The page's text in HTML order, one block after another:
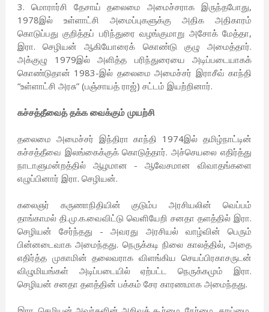
3. மொரார்சி தேசாய் தலைமை அமைச்சராக இருந்தபோது,
1978இல் உள்ளாட்சி அமைப்புகளுக்கு அதிக அதிகாரம்
கொடுப்பது குறித்தப் பரிந்துரை வழங்குமாறு அசோக் மேத்தா,
இரா. செழியன் ஆகியோரைக் கொண்டு குழு அமைத்தார்.
அக்குழு 1979இல் அளித்த பரிந்துரையை அடிப்படையாகக்
கொண்டுதான் 1983-இல் தலைமை அமைச்சர் இராசீவ் காந்தி
“உள்ளாட்சி அரசு” (பஞ்சாயத் ராஜ்) சட்டம் இயற்றினார்.
கச்சத்தீவைத் தக்க வைக்கும் முயற்சி
தலைமை அமைச்சர் இந்திரா காந்தி 1974இல் தமிழ்நாட்டின்
கச்சத்தீவை இலங்கைக்குக் கொடுத்தார். அச்செயலை எதிர்த்து
நாடாளுமன்றத்தில் ஆழமான - ஆவேசமான விவாதங்களை
எழுப்பினார் இரா. செழியன்.
கலைஞர் கருணாநிதியின் குடும்ப அரசியலின் வெப்பம்
தாங்காமல் தி.மு.க.வைவிட்டு வெளியேறி சனதா தளத்தில் இரா.
செழியன் சேர்ந்தது - அவரது அரசியல் வாழ்வின் பெரும்
பின்னடைவாக அமைந்தது. நெருக்கடி நிலை காலத்தில், அதை
எதிர்த்த முகாமின் தலைவராக விளங்கிய செயப்பிரகாசருடன்
விழுமியங்கள் அடிப்படையில் ஏற்பட்ட நெருக்கமும் இரா.
செழியன் சனதா தளத்தின் பக்கம் சேர காரணமாக அமைந்தது.